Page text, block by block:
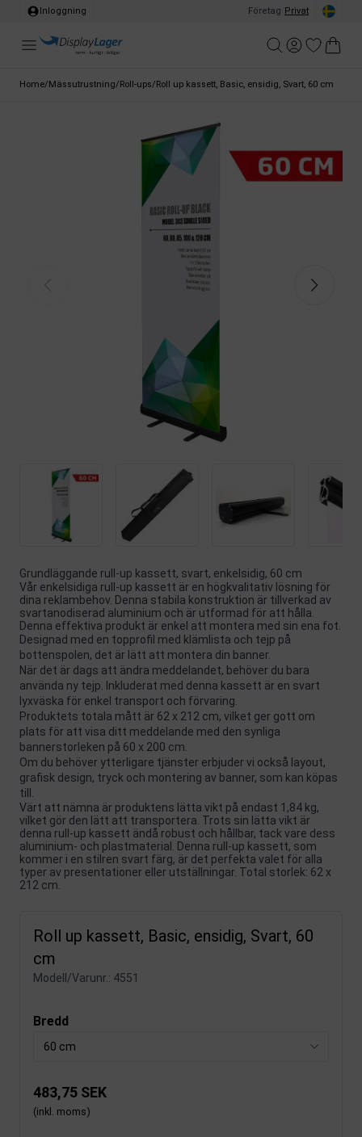
Inloggning Företag Privat
Home/Mässutrustning/Roll-ups/Roll up kassett, Basic, ensidig, Svart, 60 cm
Grundläggande rull-up kassett, svart, enkelsidig, 60 cm
Vår enkelsidiga rull-up kassett är en högkvalitativ lösning för
dina reklambehov. Denna stabila konstruktion är tillverkad av
svartanodiserad aluminium och är utformad för att hålla.
Denna effektiva produkt är enkel att montera med sin ena fot.
Designad med en topprofil med klämlista och tejp på
bottenspolen, det är lätt att montera din banner.
När det är dags att ändra meddelandet, behöver du bara
använda ny tejp. Inkluderat med denna kassett är en svart
lyxväska för enkel transport och förvaring.
Produktets totala mått är 62 x 212 cm, vilket ger gott om
plats för att visa ditt meddelande med den synliga
bannerstorleken på 60 x 200 cm.
Om du behöver ytterligare tjänster erbjuder vi också layout,
grafisk design, tryck och montering av banner, som kan köpas
till.
Värt att nämna är produktens lätta vikt på endast 1,84 kg,
vilket gör den lätt att transportera. Trots sin lätta vikt är
denna rull-up kassett ändå robust och hållbar, tack vare dess
aluminium- och plastmaterial. Denna rull-up kassett, som
kommer i en stilren svart färg, är det perfekta valet för alla
typer av presentationer eller utställningar. Total storlek: 62 x
212 cm.
Roll up kassett, Basic, ensidig, Svart, 60
cm
Modell/Varunr.: 4551
Bredd
60 cm
483,75 SEK
(inkl. moms)